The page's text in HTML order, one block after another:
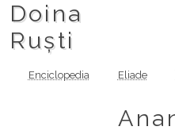
Doina
Ruști
Enciclopedia Eliade